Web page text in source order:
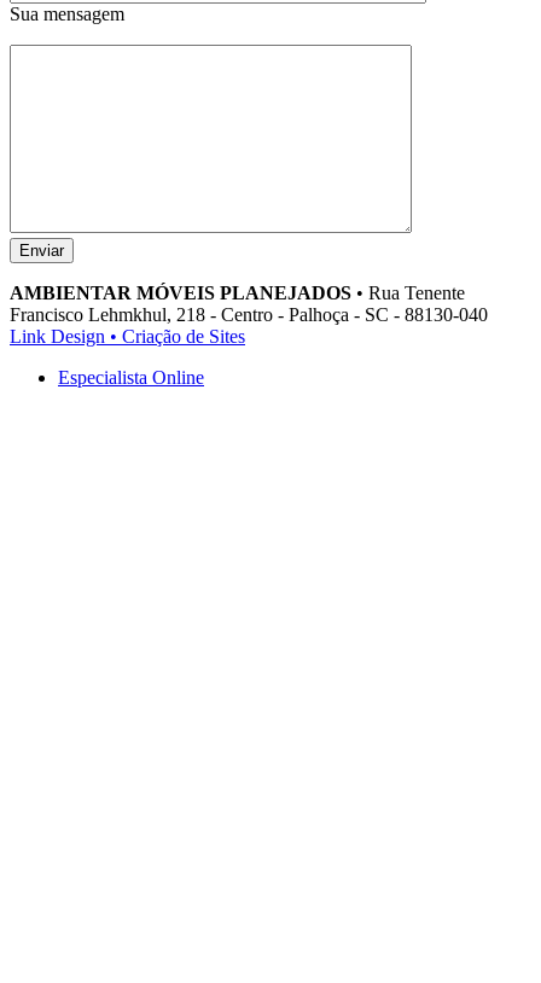
Sua mensagem
AMBIENTAR MÓVEIS PLANEJADOS • Rua Tenente
Francisco Lehmkhul, 218 - Centro - Palhoça - SC - 88130-040
Link Design • Criação de Sites
Especialista Online